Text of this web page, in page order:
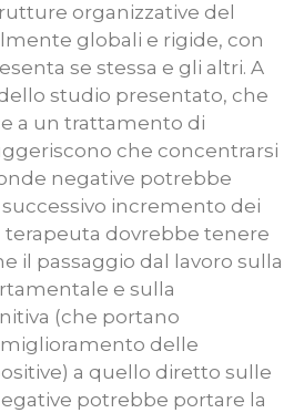
organizzative del
globali e rigide, con
se stessa e gli altri. A
studio presentato, che
a un trattamento di
che concentrarsi
negative potrebbe
incremento dei
terapeuta dovrebbe tenere
il passaggio dal lavoro sulla
e sulla
(che portano
delle
a quello diretto sulle
potrebbe portare la